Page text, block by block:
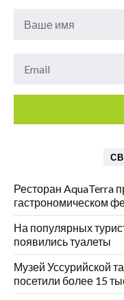
Ресторан AquaTerra
гастрономическом
На популярных
появились туалеты
Музей Уссурийской
посетили более 15